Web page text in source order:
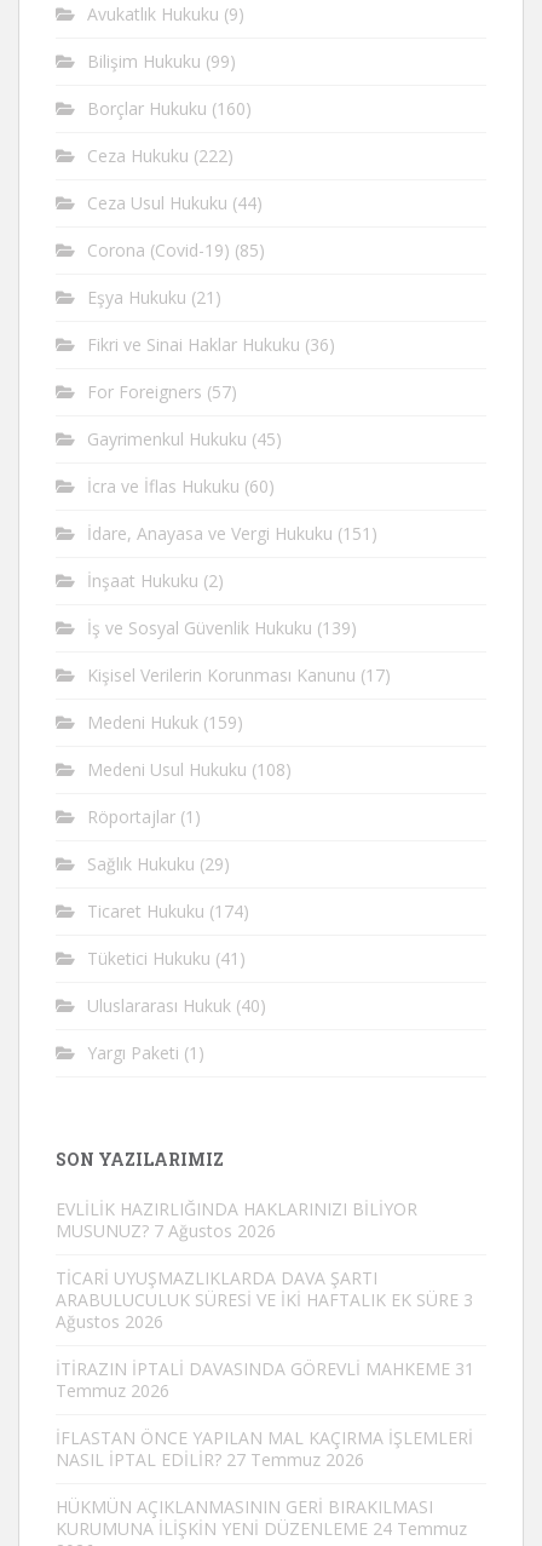
Avukatlık Hukuku (9)
Bilişim Hukuku (99)
Borçlar Hukuku (160)
Ceza Hukuku (222)
Ceza Usul Hukuku (44)
Corona (Covid-19) (85)
Eşya Hukuku (21)
Fikri ve Sinai Haklar Hukuku (36)
For Foreigners (57)
Gayrimenkul Hukuku (45)
İcra ve İflas Hukuku (60)
İdare, Anayasa ve Vergi Hukuku (151)
İnşaat Hukuku (2)
İş ve Sosyal Güvenlik Hukuku (139)
Kişisel Verilerin Korunması Kanunu (17)
Medeni Hukuk (159)
Medeni Usul Hukuku (108)
Röportajlar (1)
Sağlık Hukuku (29)
Ticaret Hukuku (174)
Tüketici Hukuku (41)
Uluslararası Hukuk (40)
Yargı Paketi (1)
SON YAZILARIMIZ
EVLİLİK HAZIRLIĞINDA HAKLARINIZI BİLİYOR
MUSUNUZ? 7 Ağustos 2026
TİCARİ UYUŞMAZLIKLARDA DAVA ŞARTI
ARABULUCULUK SÜRESİ VE İKİ HAFTALIK EK SÜRE 3
Ağustos 2026
İTİRAZIN İPTALİ DAVASINDA GÖREVLİ MAHKEME 31
Temmuz 2026
İFLASTAN ÖNCE YAPILAN MAL KAÇIRMA İŞLEMLERİ
NASIL İPTAL EDİLİR? 27 Temmuz 2026
HÜKMÜN AÇIKLANMASININ GERİ BIRAKILMASI
KURUMUNA İLİŞKİN YENİ DÜZENLEME 24 Temmuz